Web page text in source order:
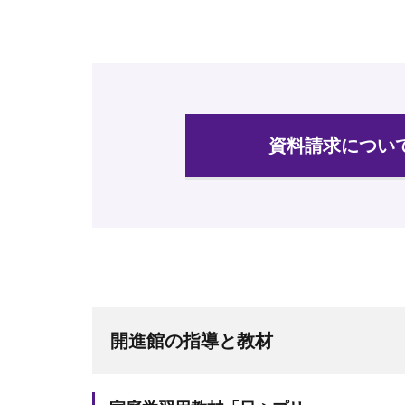
資料請求につ
開進館の指導と教材